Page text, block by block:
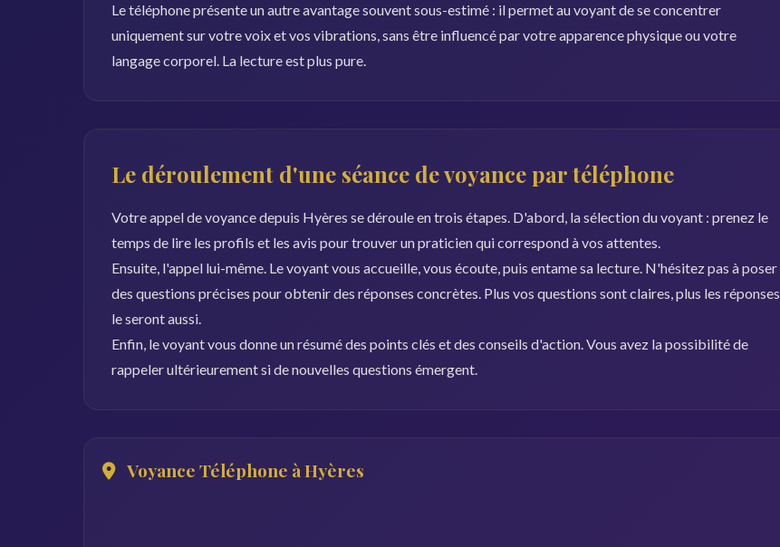
Le téléphone présente un autre avantage souvent sous-estimé : il permet au voyant de se concentrer
uniquement sur votre voix et vos vibrations, sans être influencé par votre apparence physique ou votre
langage corporel. La lecture est plus pure.
Le déroulement d'une séance de voyance par téléphone
Votre appel de voyance depuis Hyères se déroule en trois étapes. D'abord, la sélection du voyant : prenez le
temps de lire les profils et les avis pour trouver un praticien qui correspond à vos attentes.
Ensuite, l'appel lui-même. Le voyant vous accueille, vous écoute, puis entame sa lecture. N'hésitez pas à poser
des questions précises pour obtenir des réponses concrètes. Plus vos questions sont claires, plus les réponses
le seront aussi.
Enfin, le voyant vous donne un résumé des points clés et des conseils d'action. Vous avez la possibilité de
rappeler ultérieurement si de nouvelles questions émergent.
Voyance Téléphone à Hyères